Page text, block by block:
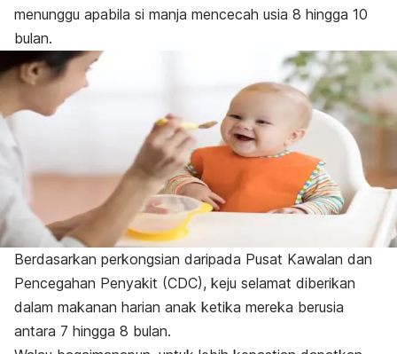
menunggu apabila si manja mencecah usia 8 hingga 10
bulan.
Berdasarkan perkongsian daripada Pusat Kawalan dan
Pencegahan Penyakit (CDC), keju selamat diberikan
dalam makanan harian anak ketika mereka berusia
antara 7 hingga 8 bulan.